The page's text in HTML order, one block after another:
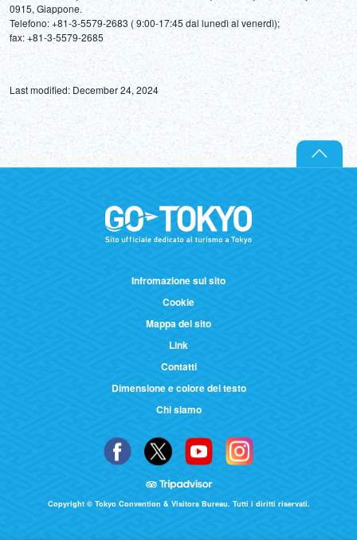
0915, Giappone.
Telefono: +81-3-5579-2683 ( 9:00-17:45 dal lunedì al venerdì);
Last modified: December 24, 2024
Infromazione sul sito
Cookie
Mappa del sito
Link
Contatti
Dimensione e colore del testo
Chi siamo
Copyright © Tokyo Convention & Visitors Bureau. Tutti i diritti riservati.